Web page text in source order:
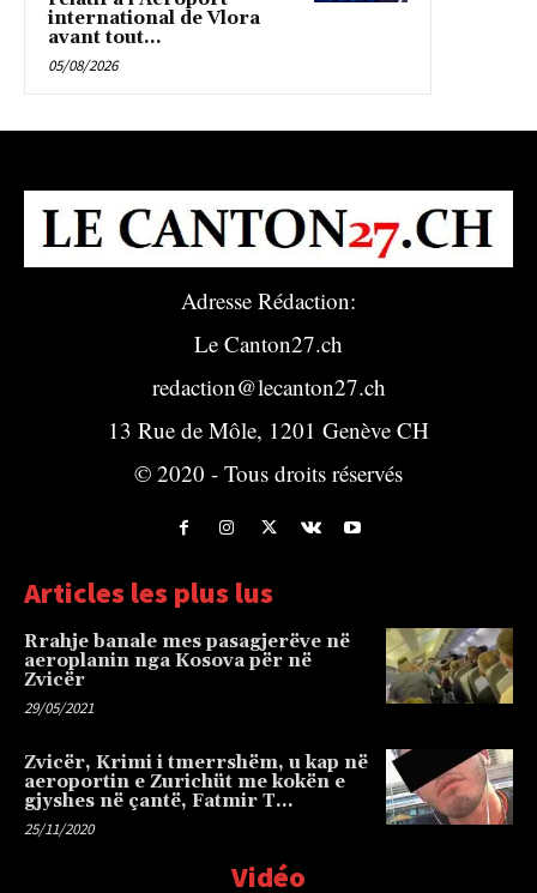
international de Vlora
avant tout...
05/08/2026
Adresse Rédaction:
Le Canton27.ch
redaction@lecanton27.ch
13 Rue de Môle, 1201 Genève CH
© 2020 - Tous droits réservés
Articles les plus lus
Rrahje banale mes pasagjerëve në
aeroplanin nga Kosova për në
Zvicër
29/05/2021
Zvicër, Krimi i tmerrshëm, u kap në
aeroportin e Zurichüt me kokën e
gjyshes në çantë, Fatmir T…
25/11/2020
Vidéo